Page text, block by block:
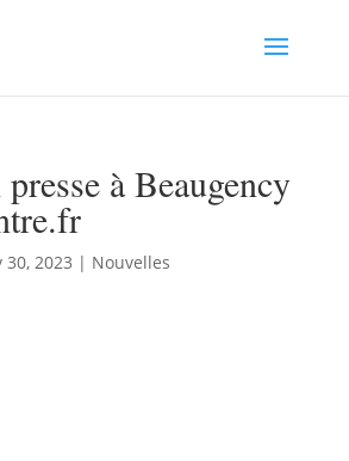
à Beaugency
30, 2023 | Nouvelles